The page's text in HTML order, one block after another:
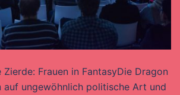
Zierde: Frauen in FantasyDie Dragon
auf ungewöhnlich politische Art und